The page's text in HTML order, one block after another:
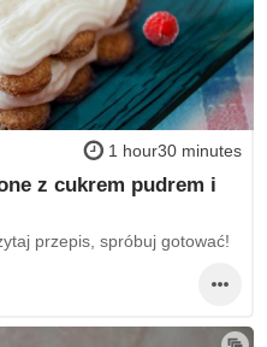
1 hour30 minutes
z cukrem pudrem i
przepis, spróbuj gotować!